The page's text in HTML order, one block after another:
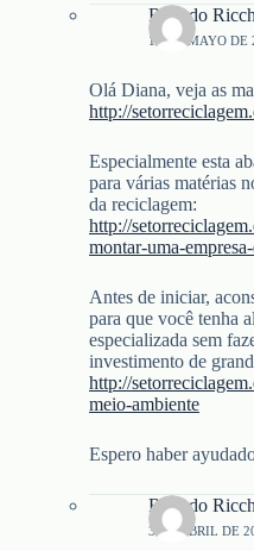
Ricardo
14 DE MAYO DE
Olá Diana, veja as
http://
Especialmente esta
para várias matérias
da reciclagem:
http://
montar-uma-
Antes de iniciar,
para que você tenha
especializada sem
investimento de
http://
meio-ambiente
Espero haber
Ricardo
3 DE ABRIL DE